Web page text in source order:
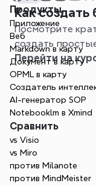
Как создать
Посмотрите
создать
шаблоны и
Перейти на
Продукты
Приложение
Веб
Markdown в карту
Документ в карту
OPML в карту
Создатель
AI-генератор SOP
Notebooklm в Xmind
Сравнить
vs Visio
vs Miro
против Milanote
против MindMeister